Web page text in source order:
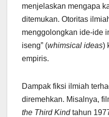
menjelaskan mengapa
ditemukan. Otoritas
menggolongkan ide-ide
iseng” (whimsical ideas)
empiris.
Dampak fiksi ilmiah
diremehkan. Misalnya,
the Third Kindtahun